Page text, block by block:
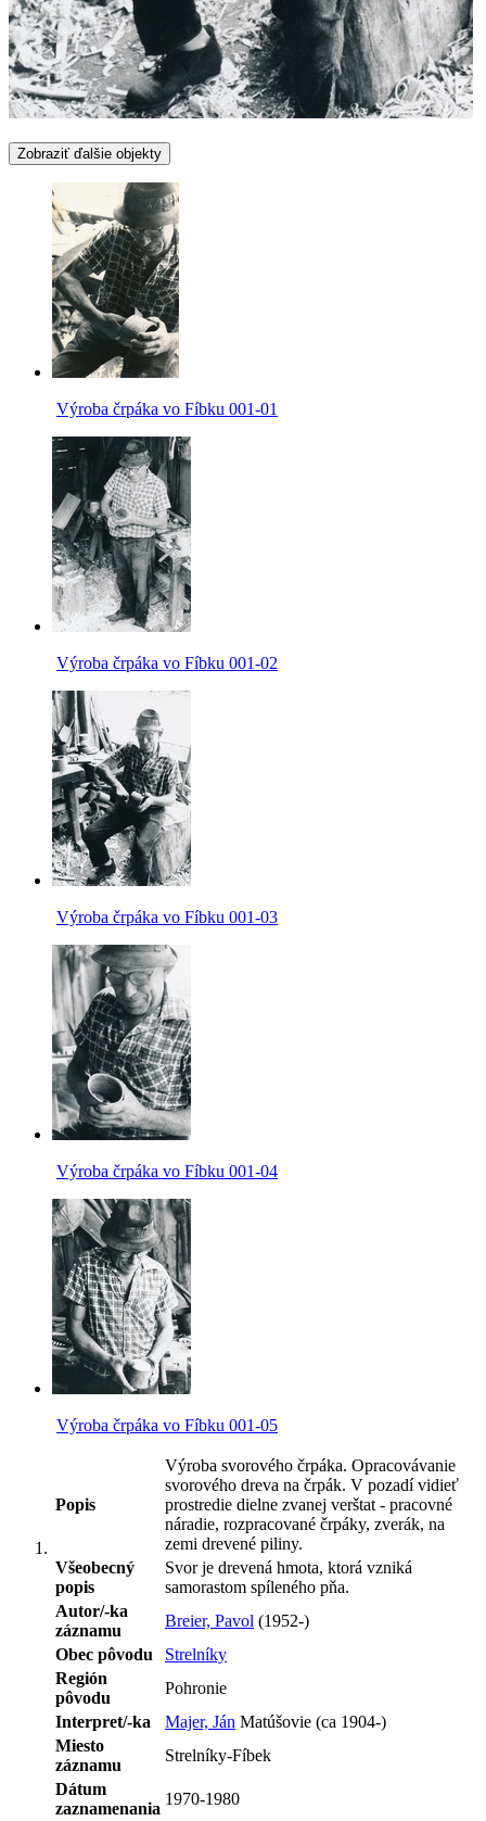
Zobraziť ďalšie objekty
Výroba črpáka vo Fíbku 001-01
Výroba črpáka vo Fíbku 001-02
Výroba črpáka vo Fíbku 001-03
Výroba črpáka vo Fíbku 001-04
Výroba črpáka vo Fíbku 001-05
Popis
Výroba svorového črpáka. Opracovávanie
svorového dreva na črpák. V pozadí vidieť
prostredie dielne zvanej verštat - pracovné
náradie, rozpracované črpáky, zverák, na
zemi drevené piliny.
Všeobecný
popis
Svor je drevená hmota, ktorá vzniká
samorastom spíleného pňa.
Autor/-ka
záznamu
Breier, Pavol (1952-)
Obec pôvodu
Strelníky
Región
pôvodu
Pohronie
Interpret/-ka
Majer, Ján Matúšovie (ca 1904-)
Miesto
záznamu
Strelníky-Fíbek
Dátum
zaznamenania
1970-1980